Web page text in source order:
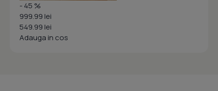
- 45 %
999.99 lei
549.99 lei
Adauga in cos